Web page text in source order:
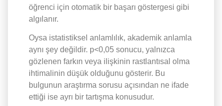
öğrenci için otomatik bir başarı göstergesi gibi
algılanır.
Oysa istatistiksel anlamlılık, akademik anlamla
aynı şey değildir. p<0,05 sonucu, yalnızca
gözlenen farkın veya ilişkinin rastlantısal olma
ihtimalinin düşük olduğunu gösterir. Bu
bulgunun araştırma sorusu açısından ne ifade
ettiği ise ayrı bir tartışma konusudur.